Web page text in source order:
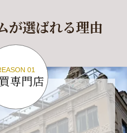
たお問い合わせにつきま
、順次対応させて頂きま
ますが、何卒ご理解の程
ます。
】
が選ばれる理由
01
専門店